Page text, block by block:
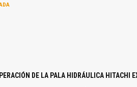
DE LA PALA HIDRÁULICA HITACHI